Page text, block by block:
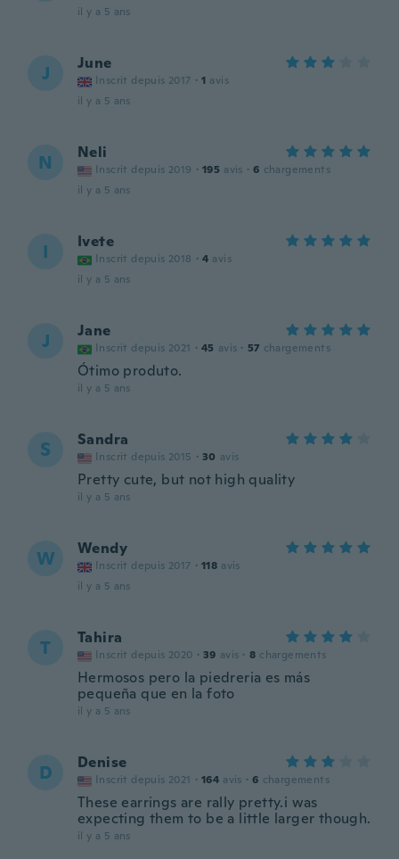
il y a 5 ans
J June
Inscrit depuis 2017 · 1 avis
il y a 5 ans
N Neli
Inscrit depuis 2019 · 195 avis · 6 chargements
il y a 5 ans
I Ivete
Inscrit depuis 2018 · 4 avis
il y a 5 ans
J Jane
Inscrit depuis 2021 · 45 avis · 57 chargements
Ótimo produto.
il y a 5 ans
S Sandra
Inscrit depuis 2015 · 30 avis
Pretty cute, but not high quality
il y a 5 ans
W Wendy
Inscrit depuis 2017 · 118 avis
il y a 5 ans
T Tahira
Inscrit depuis 2020 · 39 avis · 8 chargements
Hermosos pero la piedreria es más
pequeña que en la foto
il y a 5 ans
D Denise
Inscrit depuis 2021 · 164 avis · 6 chargements
These earrings are rally pretty.i was
expecting them to be a little larger though.
il y a 5 ans